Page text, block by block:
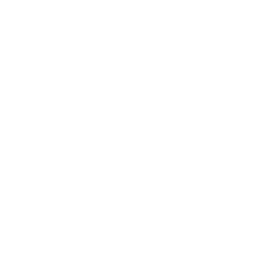
restent-
exemple?
présents autour de